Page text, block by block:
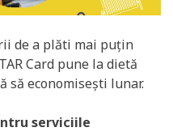
de a plăti mai puțin
Card pune la dietă
economisești lunar.
serviciile